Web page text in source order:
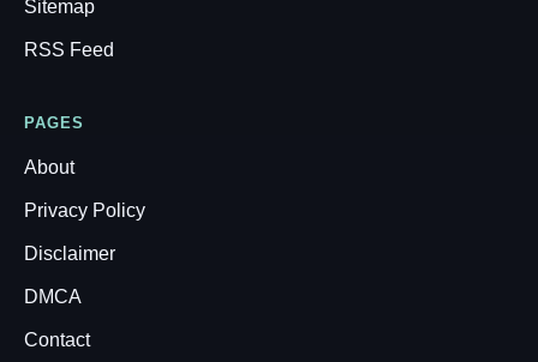
Sitemap
RSS Feed
PAGES
About
Privacy Policy
Disclaimer
DMCA
Contact